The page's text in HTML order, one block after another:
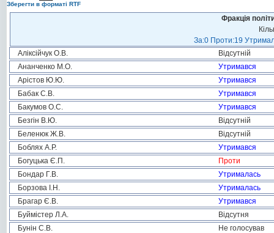
Зберегти в форматі RTF
Фракція
За:0 Проти:19
Аліксійчук О.В.
Відсутній
Ананченко М.О.
Утримався
Арістов Ю.Ю.
Утримався
Бабак С.В.
Утримався
Бакумов О.С.
Утримався
Безгін В.Ю.
Відсутній
Беленюк Ж.В.
Відсутній
Боблях А.Р.
Утримався
Богуцька Є.П.
Проти
Бондар Г.В.
Утрималась
Борзова І.Н.
Утрималась
Брагар Є.В.
Утримався
Буймістер Л.А.
Відсутня
Бунін С.В.
Не голосував